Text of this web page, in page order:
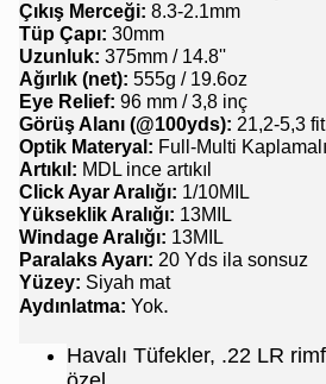
Çıkış Merceği: 8.3-2.1mm
Tüp Çapı: 30mm
Uzunluk: 375mm / 14.8''
Ağırlık (net): 555g / 19.6oz
Eye Relief: 96 mm / 3,8 inç
Görüş Alanı (@100yds): 21,2-5,3 fit
Optik Materyal: Full-Multi Kaplamalı
Artıkıl: MDL ince artıkıl
Click Ayar Aralığı: 1/10MIL
Yükseklik Aralığı: 13MIL
Windage Aralığı: 13MIL
Paralaks Ayarı: 20 Yds ila sonsuz
Yüzey: Siyah mat
Aydınlatma: Yok.
Havalı Tüfekler, .22 LR